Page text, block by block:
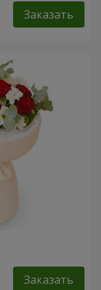
Заказать
Заказать